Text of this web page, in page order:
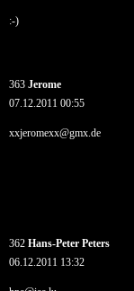
:-)
363 Jerome
07.12.2011 00:55
xxjeromexx@gmx.de
362 Hans-Peter Peters
06.12.2011 13:32